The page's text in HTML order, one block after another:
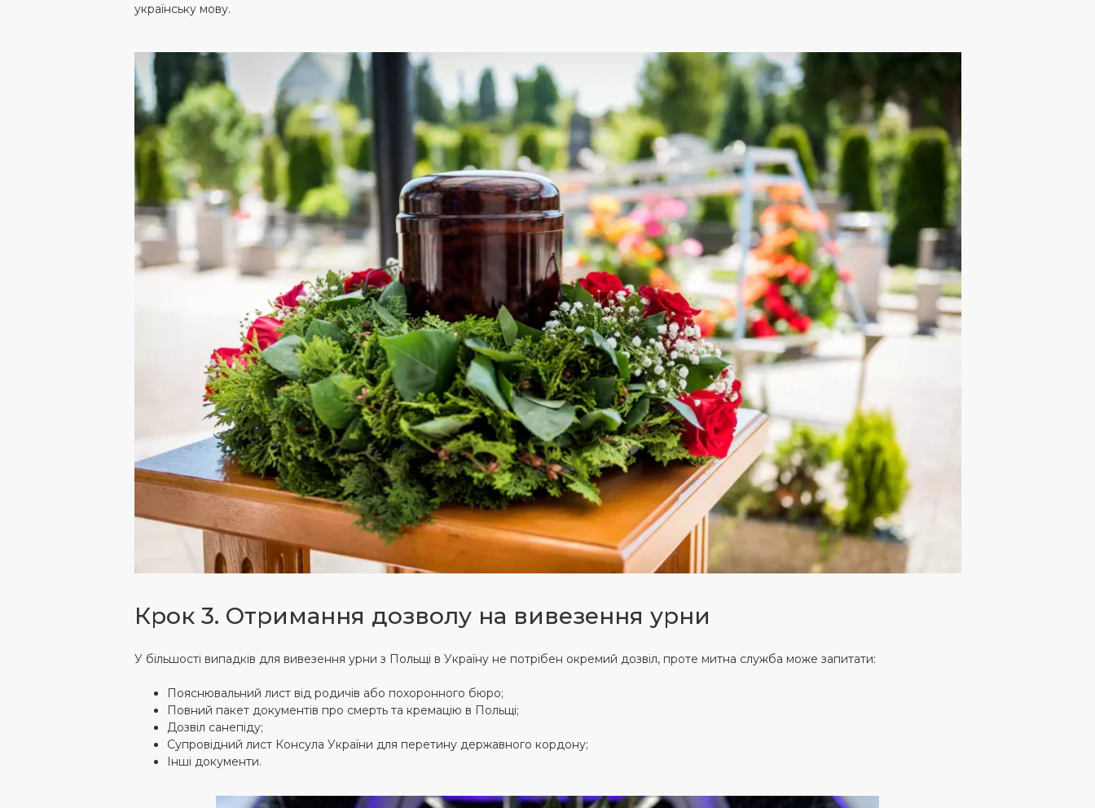
українську мову.
Крок 3. Отримання дозволу на вивезення урни
У більшості випадків для вивезення урни з Польщі в Україну не потрібен окремий дозвіл, проте митна служба може запитати:
Пояснювальний лист від родичів або похоронного бюро;
Повний пакет документів про смерть та кремацію в Польщі;
Дозвіл санепіду;
Супровідний лист Консула України для перетину державного кордону;
Інші документи.